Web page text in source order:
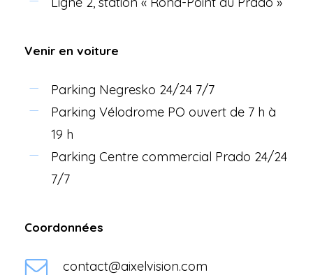
Venir en voiture
Parking Negresko 24/24 7/7
Parking Vélodrome PO ouvert de 7 h à
19 h
Parking Centre commercial Prado 24/24
7/7
Coordonnées
contact@aixelvision.com